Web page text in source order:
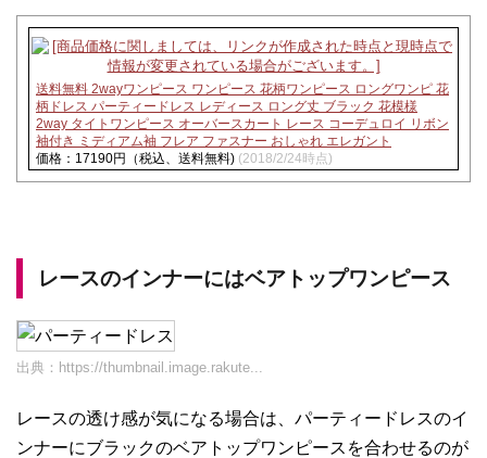
送料無料 2wayワンピース ワンピース 花柄ワンピース ロングワンピ 花
柄ドレス パーティードレス レディース ロング丈 ブラック 花模様
2way タイトワンピース オーバースカート レース コーデュロイ リボン
袖付き ミディアム袖 フレア ファスナー おしゃれ エレガント
価格：17190円（税込、送料無料) (2018/2/24時点)
レースのインナーにはベアトップワンピース
出典： https://thumbnail.image.rakute...
レースの透け感が気になる場合は、パーティードレスのイ
ンナーにブラックのベアトップワンピースを合わせるのが